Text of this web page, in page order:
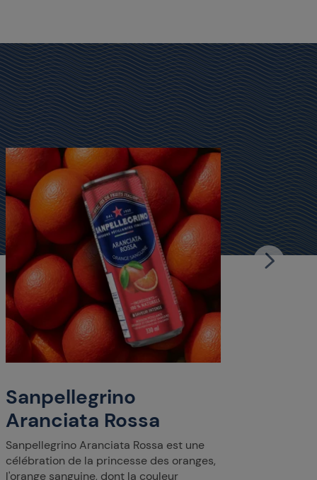
Sanpellegrino
Aranciata Rossa
Sanpellegrino Aranciata Rossa est une
célébration de la princesse des oranges,
l'orange sanguine, dont la couleur